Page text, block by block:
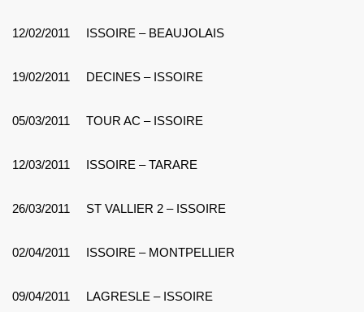
12/02/2011 ISSOIRE – BEAUJOLAIS
19/02/2011 DECINES – ISSOIRE
05/03/2011 TOUR AC – ISSOIRE
12/03/2011 ISSOIRE – TARARE
26/03/2011 ST VALLIER 2 – ISSOIRE
02/04/2011 ISSOIRE – MONTPELLIER
09/04/2011 LAGRESLE – ISSOIRE